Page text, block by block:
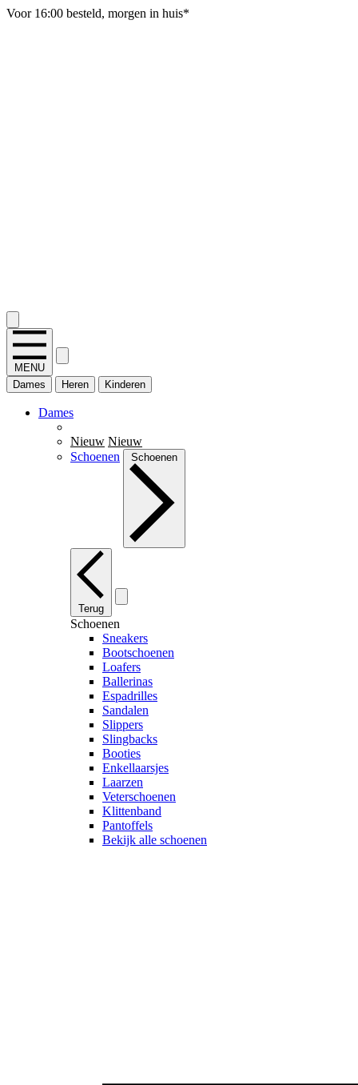
Voor 16:00 besteld, morgen in huis*
Gratis verzending vanaf 50 euro, SALE uitgesloten
MENU
Dames
Heren Kinderen
Dames
Nieuw Nieuw
Schoenen
Schoenen
Terug
Schoenen
Sneakers
Bootschoenen
Loafers
Ballerinas
Espadrilles
Sandalen
Slippers
Slingbacks
Booties
Enkellaarsjes
Laarzen
Veterschoenen
Klittenband
Pantoffels
Bekijk alle schoenen